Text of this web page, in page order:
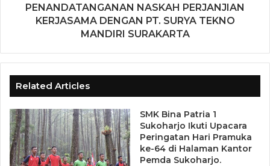
PENANDATANGANAN NASKAH PERJANJIAN
KERJASAMA DENGAN PT. SURYA TEKNO
MANDIRI SURAKARTA
Related Articles
SMK Bina Patria 1
Sukoharjo Ikuti Upacara
Peringatan Hari Pramuka
ke-64 di Halaman Kantor
Pemda Sukoharjo.